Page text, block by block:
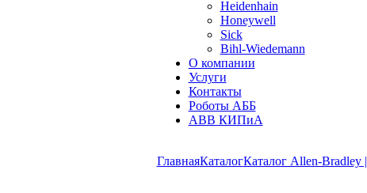
Heidenhain
Honeywell
Sick
Bihl-Wiedemann
О компании
Услуги
Контакты
Роботы АББ
ABB КИПиА
ГлавнаяКаталогКаталог Allen-Bradley